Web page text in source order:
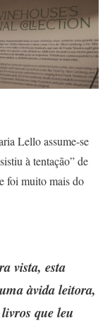
Lello assume-se
à tentação” de
foi muito mais do
vista, esta
àvida leitora,
que leu